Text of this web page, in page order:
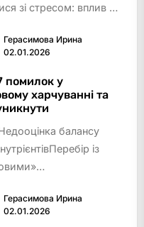
зі стресом: вплив на
практики як
спосіб зменшити
активність: рух –
зброя проти
Герасимова Ирина
02.01.2026
помилок у
харчуванні та
балансу
із
Герасимова Ирина
02.01.2026